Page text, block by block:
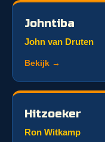
Johntiba
John van Druten
Bekijk →
Hitzoeker
Ron Witkamp